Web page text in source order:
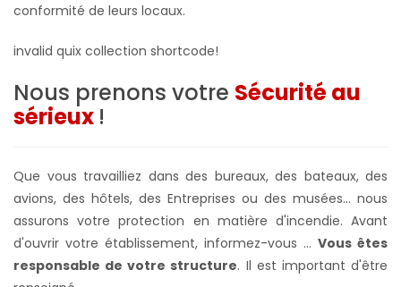
conformité de leurs locaux.
invalid quix collection shortcode!
Nous prenons votre Sécurité au
sérieux !
Que vous travailliez dans des bureaux, des bateaux, des
avions, des hôtels, des Entreprises ou des musées... nous
assurons votre protection en matière d'incendie. Avant
d'ouvrir votre établissement, informez-vous ... Vous êtes
responsable de votre structure. Il est important d'être